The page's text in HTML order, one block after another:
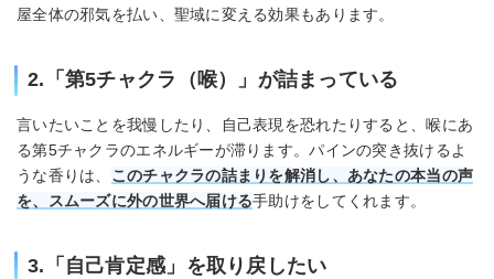
屋全体の邪気を払い、聖域に変える効果もあります。
2.「第5チャクラ（喉）」が詰まっている
言いたいことを我慢したり、自己表現を恐れたりすると、喉にあ
る第5チャクラのエネルギーが滞ります。パインの突き抜けるよ
うな香りは、 このチャクラの詰まりを解消し、あなたの本当の声
を、スムーズに外の世界へ届ける手助けをしてくれます。
3.「自己肯定感」を取り戻したい